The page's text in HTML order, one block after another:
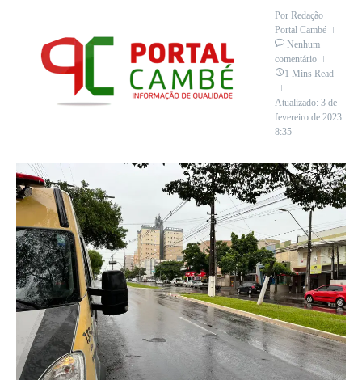
Por Redação
Portal Cambé
Nenhum
comentário
1 Mins Read
Atualizado: 3 de
fevereiro de 2023
8:35